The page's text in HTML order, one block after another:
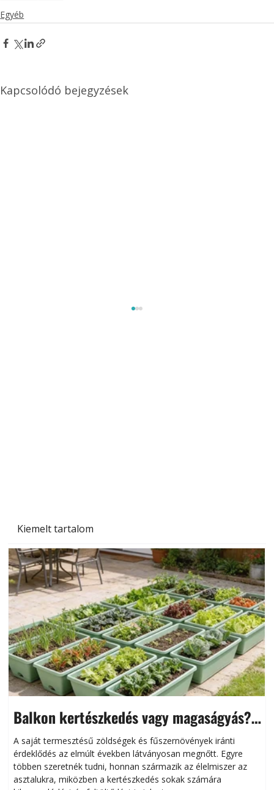
Kiemelt tartalom
Balkon kertészkedés vagy magaságyás?
Helytakarékos kertészkedés
A saját termesztésű zöldségek és fűszernövények iránti
érdeklődés az elmúlt években látványosan megnőtt. Egyre
többen szeretnék tudni, honnan származik az élelmiszer az
asztalukra, miközben a kertészkedés sokak számára
Egyéb
Kapcsolódó bejegyzések